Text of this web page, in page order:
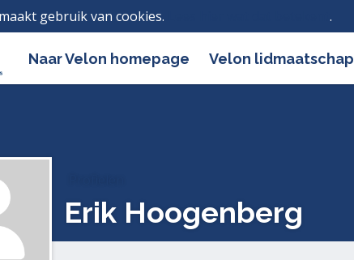
gebruik van cookies. .
Naar Velon homepage Velon lidmaatschap
Erik Hoogenberg